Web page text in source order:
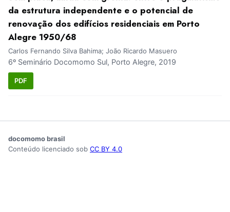
da estrutura independente e o potencial de
renovação dos edifícios residenciais em Porto
Alegre 1950/68
Carlos Fernando Silva Bahima; João Ricardo Masuero
6º Seminário Docomomo Sul, Porto Alegre, 2019
PDF
docomomo brasil
Conteúdo licenciado sob CC BY 4.0